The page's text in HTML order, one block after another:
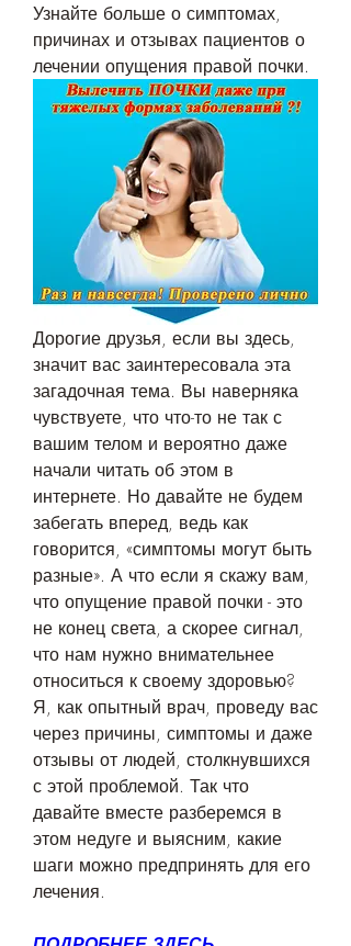
Узнайте больше о симптомах,
причинах и отзывах пациентов о
лечении опущения правой почки.
Дорогие друзья, если вы здесь,
значит вас заинтересовала эта
загадочная тема. Вы наверняка
чувствуете, что что-то не так с
вашим телом и вероятно даже
начали читать об этом в
интернете. Но давайте не будем
забегать вперед, ведь как
говорится, «симптомы могут быть
разные». А что если я скажу вам,
что опущение правой почки - это
не конец света, а скорее сигнал,
что нам нужно внимательнее
относиться к своему здоровью?
Я, как опытный врач, проведу вас
через причины, симптомы и даже
отзывы от людей, столкнувшихся
с этой проблемой. Так что
давайте вместе разберемся в
этом недуге и выясним, какие
шаги можно предпринять для его
лечения.